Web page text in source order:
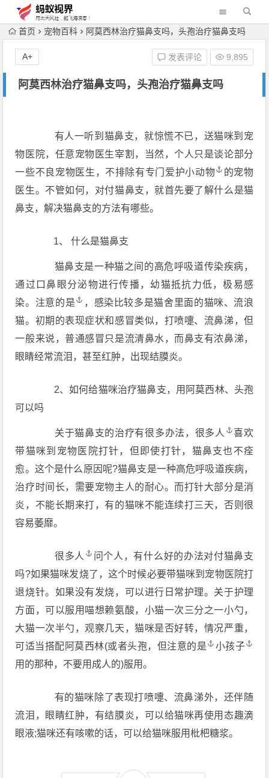
首页 宠物百科 阿莫西林治疗猫鼻支吗，头孢治疗猫鼻支吗
阿莫西林治疗猫鼻支吗，头孢治疗猫鼻支吗
发表评论 9,895
A+
有人一听到猫鼻支，就惊慌不已，送猫咪到宠
物医院，任意宠物医生宰割，当然，个人只是谈论部分
一些不良宠物医生，不排除有专门爱护小动物
的宠物
医生。不管如何，对付猫鼻支，就首先要了解什么是猫
鼻支，解决猫鼻支的方法有哪些。
1、 什么是猫鼻支
猫鼻支是一种猫之间的高危呼吸道传染疾病，
通过口鼻眼分泌物进行传播，幼猫抵抗力低，极易感
染。注意的是
，感染比较多是猫舍里面的猫咪、流浪
猫。初期的表现症状和感冒类似，打喷嚏、流鼻涕，但
一般来说，普通感冒只是流清鼻水，而鼻支有浓鼻涕，
眼睛经常流泪，甚至红肿，出现结膜炎。
2、如何给猫咪治疗猫鼻支，用阿莫西林、头孢
可以吗
关于猫鼻支的治疗有很多办法， 很多人
喜欢
带猫咪到宠物医院打针，但即使打针，猫鼻支也不痊
愈。这个是什么原因呢?猫鼻支是一种高危呼吸道疾病，
治疗时间长，需要宠物主人的耐心。而打针大部分是消
炎，不能长期来打，有的猫咪不能连续打三天，否则很
容易萎靡。
很多人
问个人，有什么好的办法对付猫鼻支
吗?如果猫咪发烧了，这个时候必要带猫咪到宠物医院打
退烧针。如果没有发烧，可以进行日常护理。关于护理
方面，可以服用喵想赖氨酸，小猫一次三分之一小勺，
大猫一次半勺，观察几天，猫咪是否好转，情况严重，
可适当搭配阿莫西林(或者头孢，但注意的是 小孩子
用的那种，不要用成人的)服用。
有的猫咪除了表现打喷嚏、流鼻涕外，还伴随
流泪，眼睛红肿，有结膜炎，可以给猫咪再使用态趣滴
眼液;猫咪还有咳嗽的话，可以给猫咪服用枇杷糖浆。